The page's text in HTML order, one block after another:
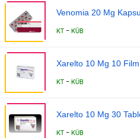
Venomia 20 Mg
KT - KÜB
Xarelto 10 Mg 10
KT - KÜB
Xarelto 10 Mg 30
KT - KÜB